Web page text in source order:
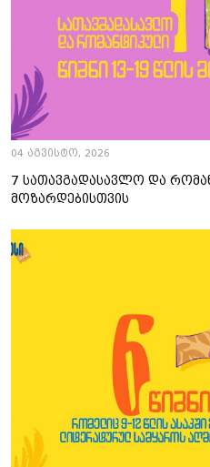
04 აგვისტო, 2026
7 სათავგადასავლო და
მოზარდებისთვის